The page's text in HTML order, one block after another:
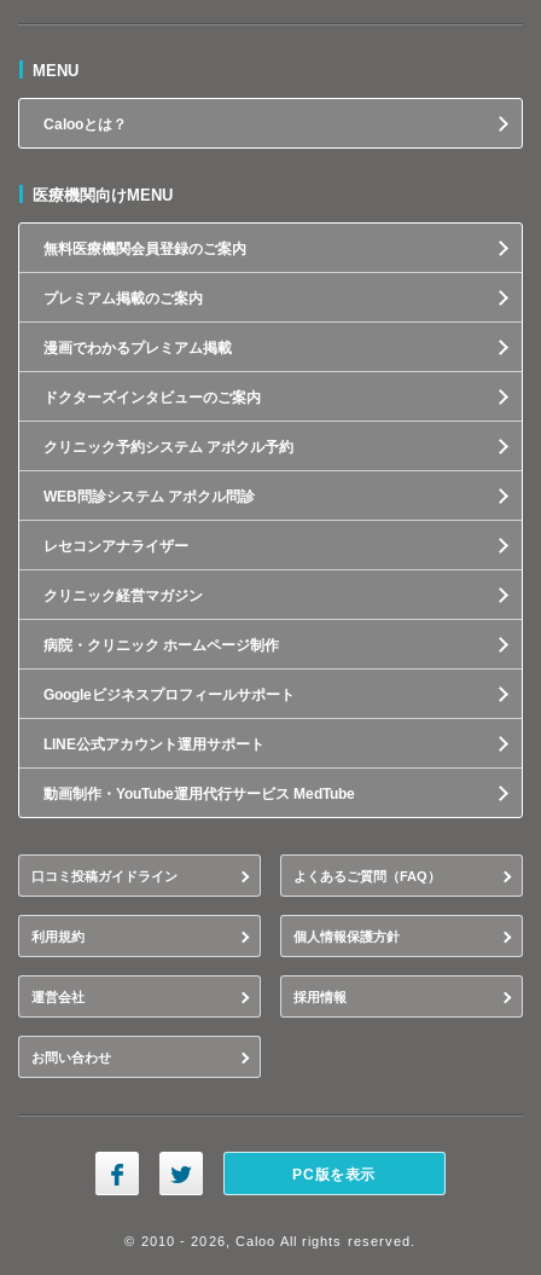
MENU
Calooとは？
医療機関向けMENU
無料医療機関会員登録のご案内
プレミアム掲載のご案内
漫画でわかるプレミアム掲載
ドクターズインタビューのご案内
クリニック予約システム アポクル予約
WEB問診システム アポクル問診
レセコンアナライザー
クリニック経営マガジン
病院・クリニック ホームページ制作
Googleビジネスプロフィールサポート
LINE公式アカウント運用サポート
動画制作・YouTube運用代行サービス MedTube
口コミ投稿ガイドライン よくあるご質問（FAQ）
利用規約 個人情報保護方針
運営会社 採用情報
お問い合わせ
PC版を表示
© 2010 - 2026, Caloo All rights reserved.